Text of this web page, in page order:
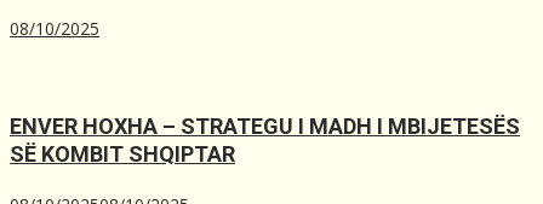
08/10/2025
ENVER HOXHA – STRATEGU I MADH I MBIJETESËS
SË KOMBIT SHQIPTAR